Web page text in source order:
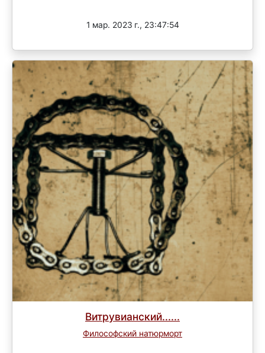
1 мар. 2023 г., 23:47:54
Витрувианский......
Философский натюрморт